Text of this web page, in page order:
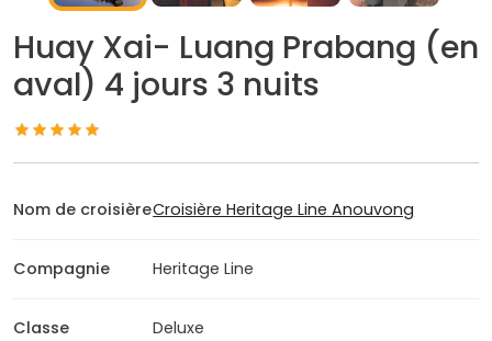
Huay Xai- Luang Prabang (en
aval) 4 jours 3 nuits
Nom de croisièreCroisière Heritage Line Anouvong
Compagnie Heritage Line
Classe Deluxe